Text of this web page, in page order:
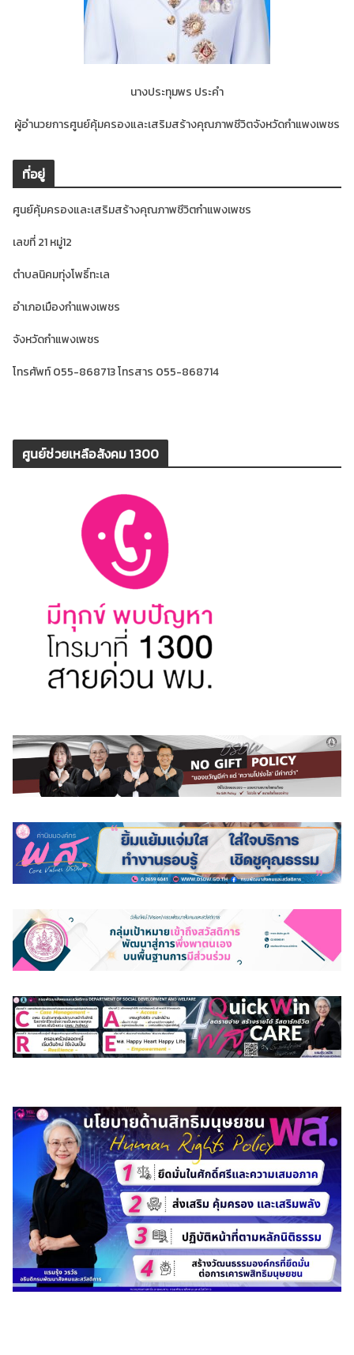
นางประทุมพร ประคำ
ผู้อำนวยการศูนย์คุ้มครองและเสริมสร้างคุณภาพชีวิตจังหวัดกำแพงเพชร
ที่อยู่
ศูนย์คุ้มครองและเสริมสร้างคุณภาพชีวิตกำแพงเพชร
เลขที่ 21 หมู่12
ตำบลนิคมทุ่งโพธิ์ทะเล
อำเภอเมืองกำแพงเพชร
จังหวัดกำแพงเพชร
โทรศัพท์ 055-868713 โทรสาร 055-868714
ศูนย์ช่วยเหลือสังคม 1300